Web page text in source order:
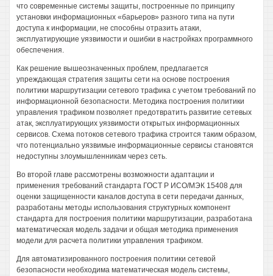
что современные системы защиты, построенные по принципу
установки информационных «барьеров» разного типа на пути
доступа к информации, не способны отразить атаки,
эксплуатирующие уязвимости и ошибки в настройках программного
обеспечения.
Как решение вышеозначенных проблем, предлагается
упреждающая стратегия защиты сети на основе построения
политики маршрутизации сетевого трафика с учетом требований по
информационной безопасности. Методика построения политики
управления трафиком позволяет предотвратить развитие сетевых
атак, эксплуатирующих уязвимости открытых информационных
сервисов. Схема потоков сетевого трафика строится таким образом,
что потенциально уязвимые информационные сервисы становятся
недоступны злоумышленникам через сеть.
Во второй главе рассмотрены возможности адаптации и
применения требований стандарта ГОСТ Р ИСО/МЭК 15408 для
оценки защищенности каналов доступа в сети передачи данных,
разработаны методы использования структурных компонент
стандарта для построения политики маршрутизации, разработана
математическая модель задачи и общая методика применения
модели для расчета политики управления трафиком.
Для автоматизированного построения политики сетевой
безопасности необходима математическая модель системы,